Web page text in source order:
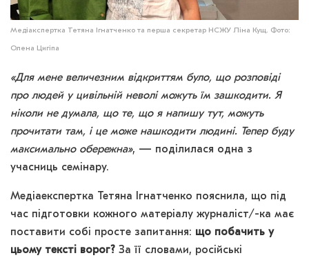
Медіакспертка Тетяна Ігнатченко та перша секретар НСЖУ Ліна Кущ. Фото:
Олена Цигіпа
«Для мене величезним відкриттям було, що розповіді
про людей у цивільній неволі можуть їм зашкодити. Я
ніколи не думала, що те, що я напишу тут, можуть
прочитати там, і це може нашкодити людині. Тепер буду
максимально обережна», — поділилася одна з
учасниць семінару.
Медіаекспертка Тетяна Ігнатченко пояснила, що під
час підготовки кожного матеріалу журналіст/-ка має
поставити собі просте запитання: що побачить у
цьому тексті ворог? За її словами, російські